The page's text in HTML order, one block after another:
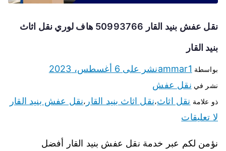
نقل عفش بنيد القار 50993766 هاف لوري نقل اثاث
بنيد القار
بواسطة ammar1نشر على 6 أغسطس، 2023
نشر في نقل عفش
ذو علامة نقل اثاث،نقل اثاث بنيد القار ،نقل عفش بنيد القار
لا تعليقات
نؤمن لكم عبر خدمة نقل عفش بنيد القار أفضل